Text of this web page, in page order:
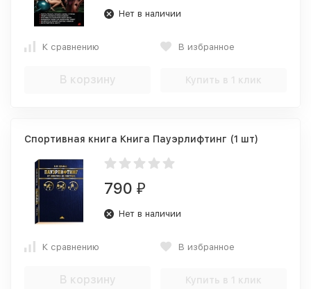
Нет в наличии
К сравнению В избранное
В корзину Купить в 1 клик
Спортивная книга Книга Пауэрлифтинг (1 шт)
790 ₽
Нет в наличии
К сравнению В избранное
В корзину Купить в 1 клик